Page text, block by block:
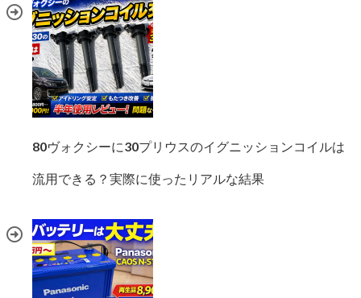
80ヴォクシーに30プリウスのイグニッションコイルは
流用できる？実際に使ったリアルな結果